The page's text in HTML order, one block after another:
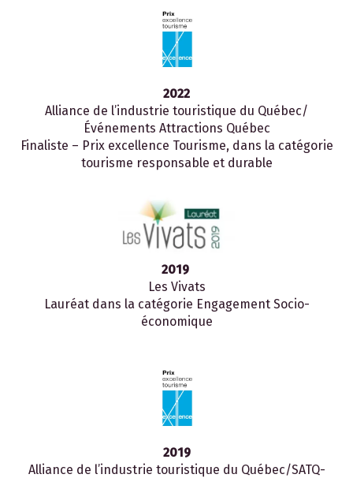
2022
Alliance de l’industrie touristique du Québec/
Événements Attractions Québec
Finaliste – Prix excellence Tourisme, dans la catégorie
tourisme responsable et durable
2019
Les Vivats
Lauréat dans la catégorie Engagement Socio-
économique
2019
Alliance de l’industrie touristique du Québec/SATQ-